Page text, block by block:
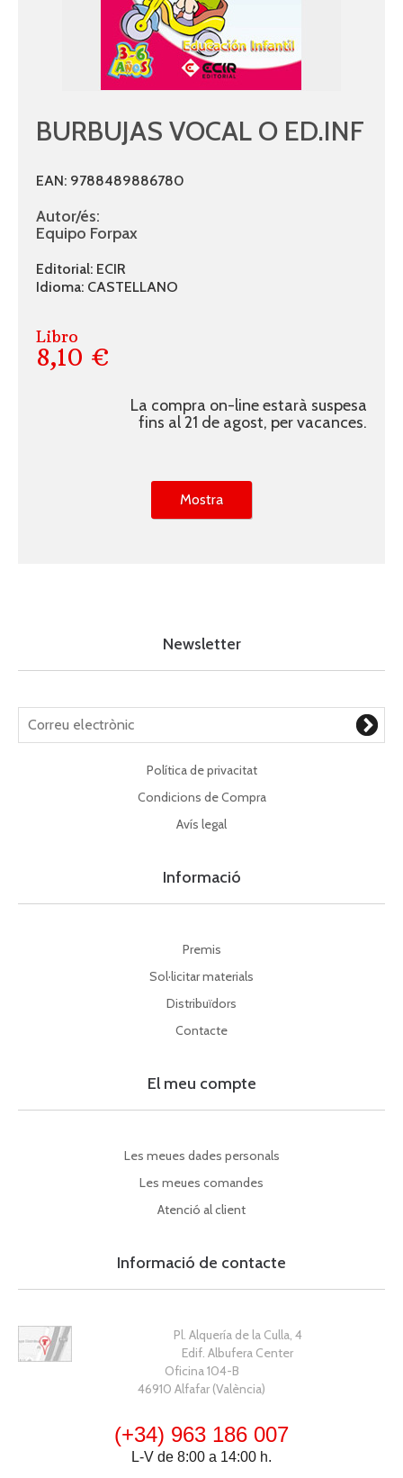
BURBUJAS VOCAL O ED.INF
EAN: 9788489886780
Autor/és:
Equipo Forpax
Editorial: ECIR
Idioma: CASTELLANO
Libro
8,10 €
La compra on-line estarà suspesa
fins al 21 de agost, per vacances.
Mostra
Newsletter
Política de privacitat
Condicions de Compra
Avís legal
Informació
Premis
Sol·licitar materials
Distribuïdors
Contacte
El meu compte
Les meues dades personals
Les meues comandes
Atenció al client
Informació de contacte
Pl. Alquería de la Culla, 4
Edif. Albufera Center
Oficina 104-B
46910 Alfafar (València)
(+34) 963 186 007
L-V de 8:00 a 14:00 h.